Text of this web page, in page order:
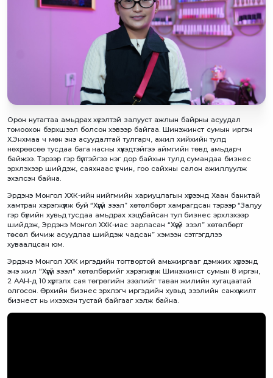
Орон нутагтаа амьдрах хүсэлтэй залууст ажлын байрны асуудал
томоохон бэрхшээл болсон хэвээр байгаа. Шинэжинст сумын иргэн
Х.Энхмаа ч мөн энэ асуудалтай тулгарч, ажил хийхийн тулд
нөхрөөсөө тусдаа бага насны хүүхэдтэйгээ аймгийн төвд амьдарч
байжээ. Тэрээр гэр бүлтэйгээ нэг дор байхын тулд сумандаа бизнес
эрхлэхээр шийдэж, саяхнаас үсчин, гоо сайхны салон ажиллуулж
эхэлсэн байна.
Эрдэнэ Монгол ХХК-ийн нийгмийн хариуцлагын хүрээнд Хаан банктай
хамтран хэрэгжүүлж буй “Хүүгүй зээл” хөтөлбөрт хамрагдсан тэрээр “Залуу
гэр бүлийн хувьд тусдаа амьдрах хэцүү байсан тул бизнес эрхлэхээр
шийдэж, Эрдэнэ Монгол ХХК-иас зарласан “Хүүгүй зээл” хөтөлбөрт
төсөл бичиж асуудлаа шийдэж чадсан” хэмээн сэтгэгдлээ
хуваалцсан юм.
Эрдэнэ Монгол ХХК иргэдийн тогтвортой амьжиргааг дэмжих хүрээнд
энэ жил "Хүүгүй зээл" хөтөлбөрийг хэрэгжүүлж Шинэжинст сумын 8 иргэн,
2 ААН-д 10 хүртэлх сая төгрөгийн зээлийг таван жилийн хугацаатай
олгосон. Өрхийн бизнес эрхлэгч иргэдийн хувьд зээлийн санхүүжилт
бизнест нь ихээхэн тустай байгааг хэлж байна.